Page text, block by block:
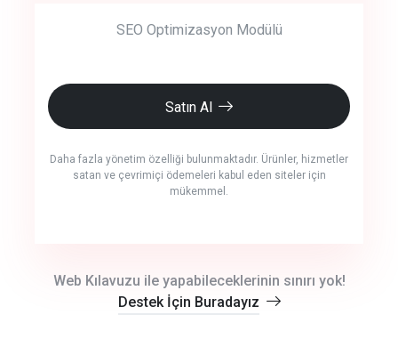
SEO Optimizasyon Modülü
Satın Al
Daha fazla yönetim özelliği bulunmaktadır. Ürünler, hizmetler
satan ve çevrimiçi ödemeleri kabul eden siteler için
mükemmel.
Web Kılavuzu ile yapabileceklerinin sınırı yok!
Destek İçin Buradayız